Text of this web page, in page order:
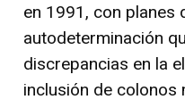
en 1991, con planes
autodeterminación
discrepancias en la
inclusión de colonos